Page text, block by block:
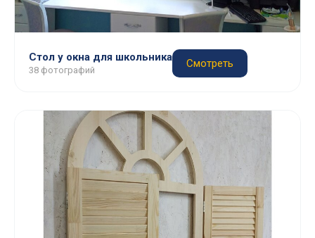
Стол у окна для школьника
38 фотографий
Смотреть